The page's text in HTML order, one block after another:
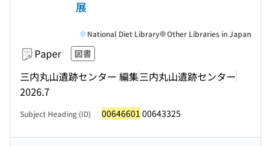
展
Paper 図書
三内丸山遺跡センター 編集三内丸山遺跡センター
2026.7
National Diet Library Other Libraries in Japan
Subject Heading (ID) 00646601 00643325